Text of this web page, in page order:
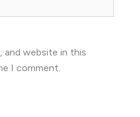
and website in this
I comment.